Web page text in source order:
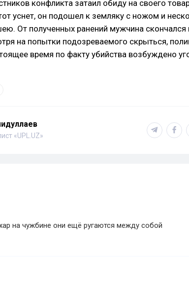
конфликта затаил обиду на своего
уснет, он подошел к земляку с ножом и
От полученных ранений мужчина скончался
на попытки подозреваемого скрыться,
время по факту убийства возбуждено
«UPL.UZ»
на чужбине они ещё ругаются между собой